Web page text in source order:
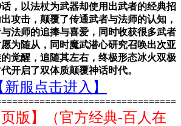
话，以法杖为武器却使用出武者的经典招
攻击，颠覆了传通武者与法师的认知，
法师的追捧与喜爱，同时收获很多武者
为随从，同时魔武潜心研究召唤出次亚
觉醒，追随其左右，终极形态冰火双极
开启了双体质颠覆神话时代。
新服点击进入】
页版】（官方经典-百人在